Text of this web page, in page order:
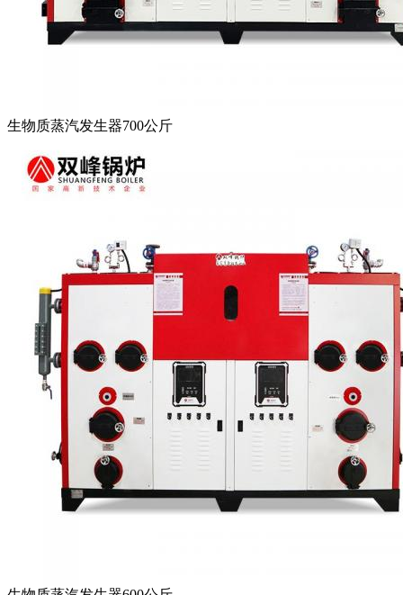
生物质蒸汽发生器700公斤